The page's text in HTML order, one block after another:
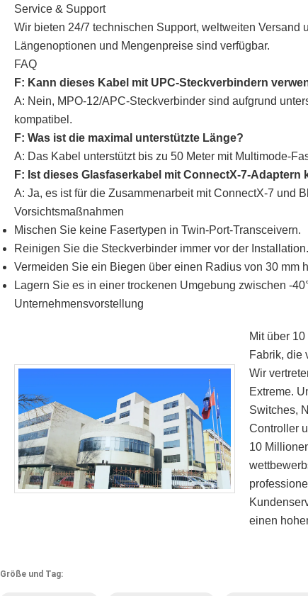
Service & Support
Wir bieten 24/7 technischen Support, weltweiten
Längenoptionen und Mengenpreise sind verfügbar.
FAQ
F: Kann dieses Kabel mit UPC-Steckverbindern
A: Nein, MPO-12/APC-Steckverbinder sind aufgrund
kompatibel.
F: Was ist die maximal unterstützte Länge?
A: Das Kabel unterstützt bis zu 50 Meter mit Multimode-
F: Ist dieses Glasfaserkabel mit ConnectX-7-Adaptern
A: Ja, es ist für die Zusammenarbeit mit ConnectX-7 und
Vorsichtsmaßnahmen
Mischen Sie keine Fasertypen in Twin-Port-Transceivern.
Reinigen Sie die Steckverbinder immer vor der Installation.
Vermeiden Sie ein Biegen über einen Radius von 30 mm
Lagern Sie es in einer trockenen Umgebung zwischen -
Unternehmensvorstellung
Mit über
Fabrik, die
Wir
Extreme.
Switches,
Controller
10
einen
Größe und Tag: